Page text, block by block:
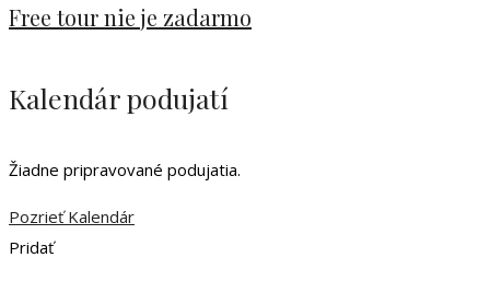
Free tour nie je zadarmo
Kalendár podujatí
Žiadne pripravované podujatia.
Pozrieť Kalendár
Pridať